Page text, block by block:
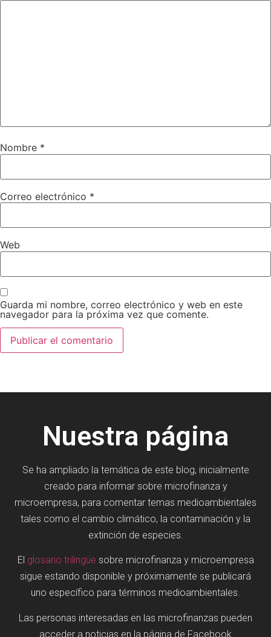
Nombre *
Correo electrónico *
Web
Guarda mi nombre, correo electrónico y web en este
navegador para la próxima vez que comente.
Nuestra página
Se ha ampliado la temática de este blog, inicialmente
creado para informar sobre microfinanza y
microempresa, para comentar temas medioambientales
tales como el cambio climático, la contaminación y la
extinción de especies.
El glosario trilingüe sobre microfinanza y microempresa
sigue estando disponible y próximamente se publicará
uno específico para términos medioambientales.
Las personas interesadas en las microfinanzas pueden
acceder a noticias en la página de Facebook